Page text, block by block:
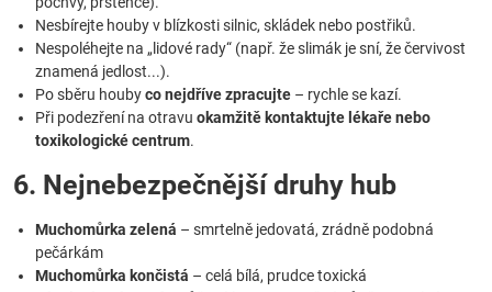
Nesbírejte houby v blízkosti silnic, skládek nebo postřiků.
Nespoléhejte na „lidové rady“ (např. že slimák je sní, že červivost
znamená jedlost...).
Po sběru houbyco nejdříve zpracujte – rychle se kazí.
Při podezření na otravu okamžitě kontaktujte lékaře nebo
toxikologické centrum.
6. Nejnebezpečnější druhy hub
Muchomůrka zelená – smrtelně jedovatá, zrádně podobná
pečárkám
Muchomůrka končistá – celá bílá, prudce toxická